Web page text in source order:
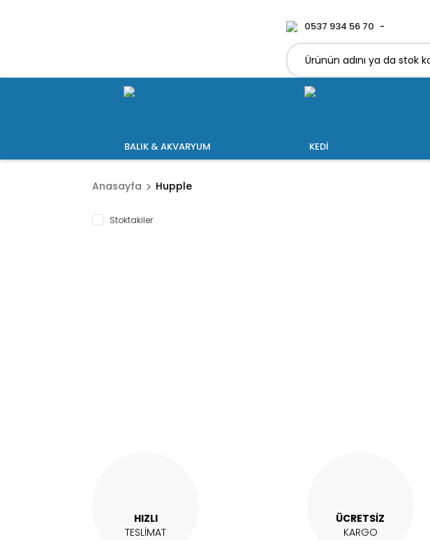
0537 934 56 70
BALIK & AKVARYUM KEDİ
Anasayfa Hupple
Stoktakiler
HIZLI
TESLİMAT
ÜCRETSİZ
KARGO